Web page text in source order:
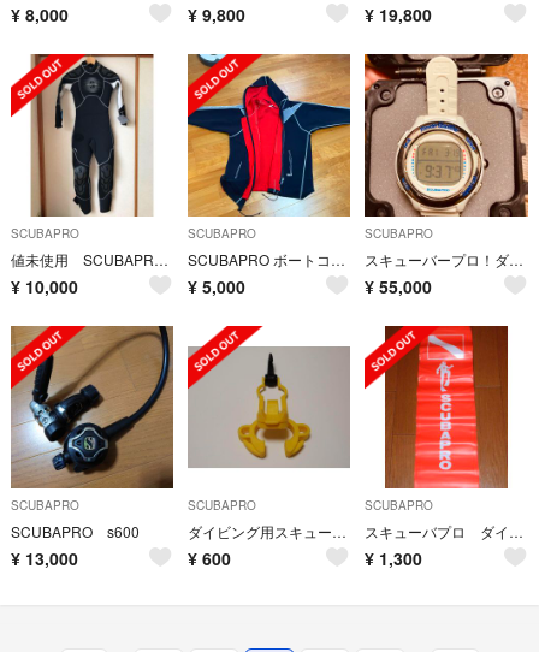
¥ 8,000 ¥ 9,800 ¥ 19,800
SCUBAPRO
値未使用 SCUBAPRO ウェットスーツ レディース 5mm
¥ 10,000
SCUBAPRO
SCUBAPRO ボートコート
¥ 5,000
SCUBAPRO
スキューバープロ！ダイビングウォッチ！レア。
¥ 55,000
SCUBAPRO
SCUBAPRO s600
¥ 13,000
SCUBAPRO
ダイビング用スキューバプロ マウスピースプラグ
¥ 600
SCUBAPRO
スキューバプロ ダイビング用 ポーチ付き セーフティフロート（マーカーブイ）
¥ 1,300